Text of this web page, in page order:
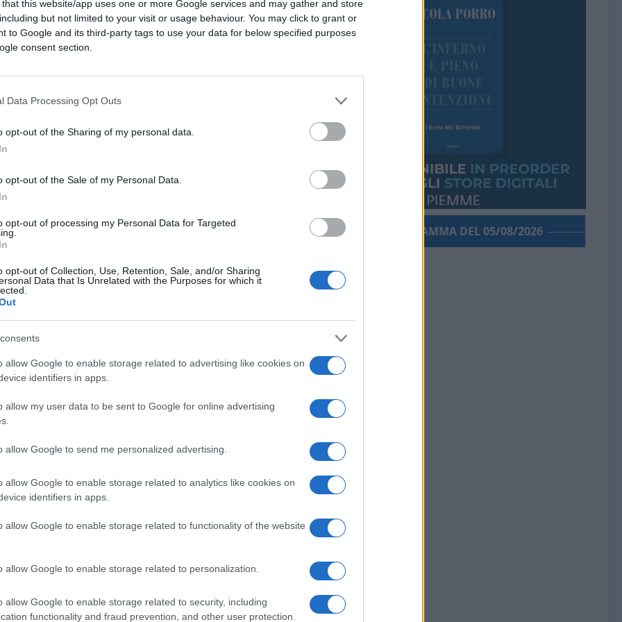
that this website/app uses one or more Google services and may gather and store
but not limited to your visit or usage behaviour. You may click to grant or
to Google and its third-party tags to use your data for below specified purposes
consent section.
Data Processing Opt Outs
opt-out of the Sharing of my personal data.
opt-out of the Sale of my Personal Data.
opt-out of processing my Personal Data for Targeted
opt-out of Collection, Use, Retention, Sale, and/or Sharing
Data that Is Unrelated with the Purposes for which it
allow Google to enable storage related to advertising like cookies on
identifiers in apps.
allow my user data to be sent to Google for online advertising
allow Google to send me personalized advertising.
allow Google to enable storage related to analytics like cookies on
identifiers in apps.
allow Google to enable storage related to functionality of the website
allow Google to enable storage related to personalization.
allow Google to enable storage related to security, including
functionality and fraud prevention, and other user protection.
quale ha ripercorso la sua storia con il
nel gennaio 2015. Pochi giorni
televisiva. Che cosa aveva cantato e
su un altro protagonista di quella
1993 li presentò e che morì l’anno
PORROGRAMMA DEL 05/08/2026